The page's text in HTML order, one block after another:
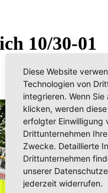
10/30-01
Diese Website
Technologien von
integrieren. Wenn
klicken, werden
erfolgter Einwilligung
Drittunternehmen
Zwecke. Detaillierte
Drittunternehmen
unserer
jederzeit widerrufen.